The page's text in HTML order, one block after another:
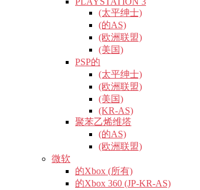
(太平绅士)
(的AS)
(欧洲联盟)
(美国)
PSP的
(太平绅士)
(欧洲联盟)
(美国)
(KR-AS)
聚苯乙烯维塔
(的AS)
(欧洲联盟)
微软
的Xbox (所有)
的Xbox 360 (JP-KR-AS)